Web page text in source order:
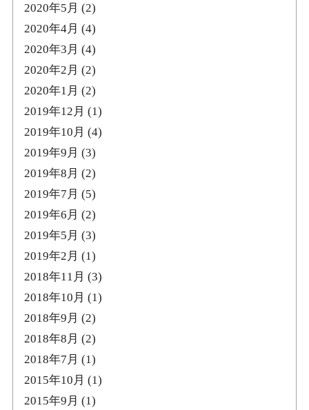
2020年5月 (2)
2020年4月 (4)
2020年3月 (4)
2020年2月 (2)
2020年1月 (2)
2019年12月 (1)
2019年10月 (4)
2019年9月 (3)
2019年8月 (2)
2019年7月 (5)
2019年6月 (2)
2019年5月 (3)
2019年2月 (1)
2018年11月 (3)
2018年10月 (1)
2018年9月 (2)
2018年8月 (2)
2018年7月 (1)
2015年10月 (1)
2015年9月 (1)